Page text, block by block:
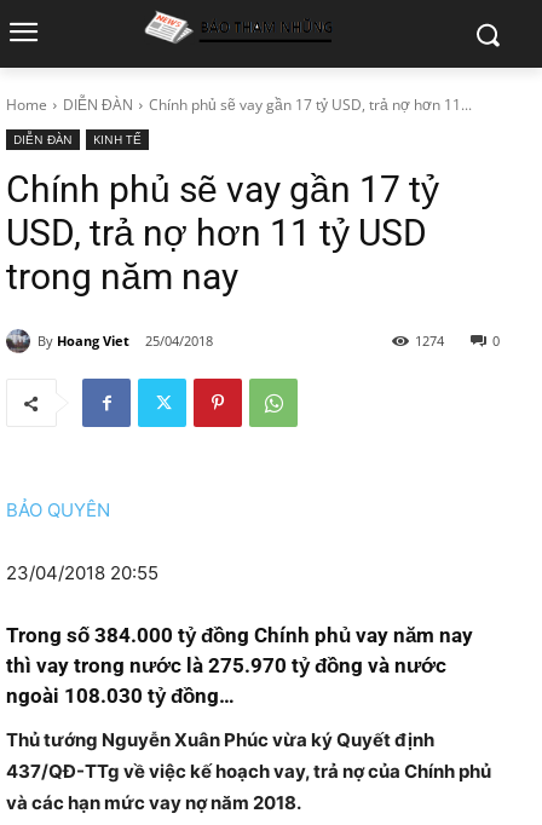
Home DIỄN ĐÀN Chính phủ sẽ vay gần 17 tỷ USD, trả nợ hơn 11...
DIỄN ĐÀN KINH TẾ
Chính phủ sẽ vay gần 17 tỷ
USD, trả nợ hơn 11 tỷ USD
trong năm nay
By Hoang Viet 25/04/2018 0
1274
BẢO QUYÊN
23/04/2018 20:55
Trong số 384.000 tỷ đồng Chính phủ vay năm nay
thì vay trong nước là 275.970 tỷ đồng và nước
ngoài 108.030 tỷ đồng…
Thủ tướng Nguyễn Xuân Phúc vừa ký Quyết định
437/QĐ-TTg về việc kế hoạch vay, trả nợ của Chính phủ
và các hạn mức vay nợ năm 2018.